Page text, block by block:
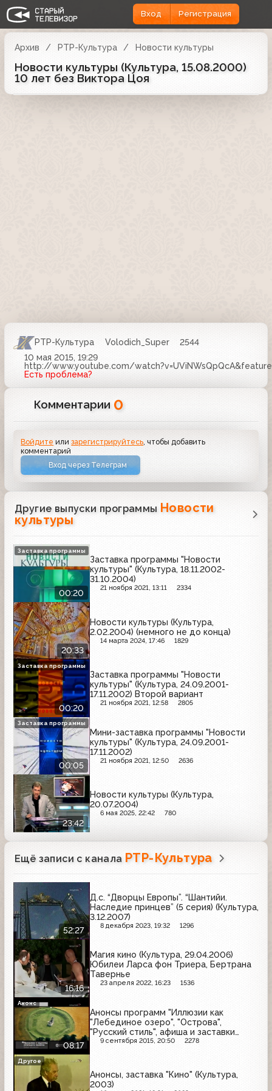
Вход Регистрация
Архив РТР-Культура Новости культуры
Новости культуры (Культура, 15.08.2000)
10 лет без Виктора Цоя
РТР-Культура Volodich_Super
2544
10 мая 2015, 19:29
http://www.youtube.com/
Есть проблема?
Комментарии 0
Войдите илизарегистрируйтесь , чтобы добавить
комментарий
Вход через Телеграм
Другие выпуски программы Новости
культуры
00:20
Заставка программы "Новости
культуры" (Культура, 18.11.2002-
31.10.2004)
21 ноября 2021, 13:11 2334
Заставка программы
20:33
Новости культуры (Культура,
2.02.2004) (немного не до конца)
14 марта 2024, 17:46 1829
00:20
Заставка программы "Новости
культуры" (Культура, 24.09.2001-
17.11.2002) Второй вариант
21 ноября 2021, 12:58 2805
Заставка программы
00:05
Мини-заставка программы "Новости
культуры" (Культура, 24.09.2001-
17.11.2002)
21 ноября 2021, 12:50 2636
Заставка программы
23:42
Новости культуры (Культура,
20.07.2004)
6 мая 2025, 22:42 780
Ещё записи с канала РТР-Культура
52:27
Д.с. “Дворцы Европы”. “Шантийи.
Наследие принцев” (5 серия) (Культура,
3.12.2007)
8 декабря 2023, 19:32 1296
16:16
Магия кино (Культура, 29.04.2006)
Юбилеи Ларса фон Триера, Бертрана
Тавернье
23 апреля 2022, 16:23 1536
08:17
Анонсы программ "Иллюзии как
"Лебединое озеро", "Острова",
"Русский стиль", афиша и заставки
(Культура, 03.12.2006)
9 сентября 2015, 20:50 2278
Анонс
Анонсы, заставка "Кино" (Культура,
2003)
Другое